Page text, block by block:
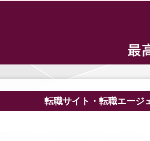
転職サイト・転職エージ